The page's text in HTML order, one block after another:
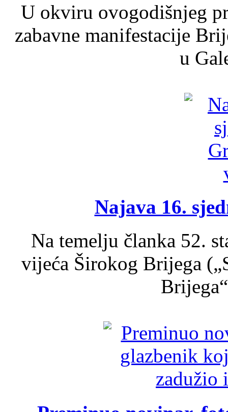
U okviru ovogodišnjeg
zabavne manifestacije
u
Najava 16.
Na temelju članka 52.
vijeća Širokog Brijega